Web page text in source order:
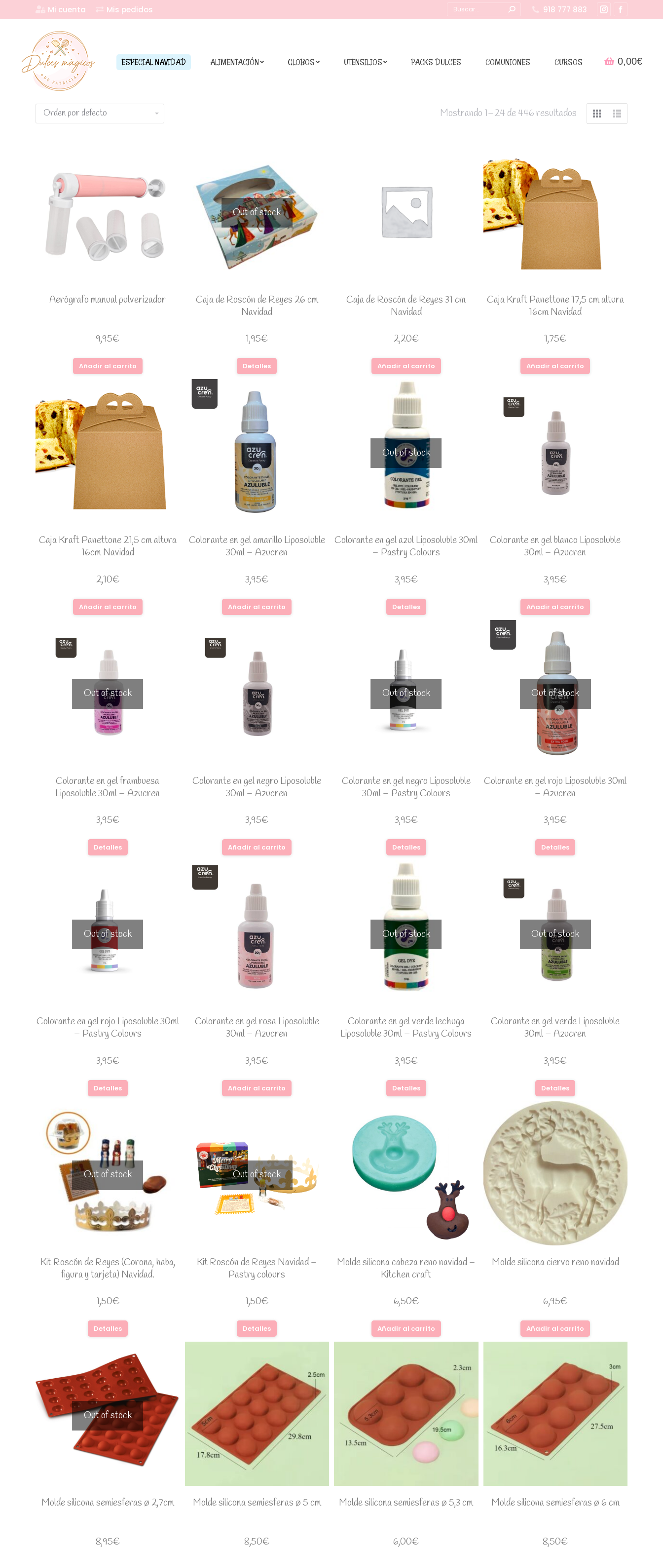
Mi cuenta Mis pedidos Buscar: 918 777 883
Instagram
in
Facebook
in
ESPECIAL NAVIDAD ALIMENTACIÓN GLOBOS UTENSILIOS PACKS DULCES COMUNIONES CURSOS 0,00€
Mostrando 1–24 de 446 resultados
Aerógrafo manual pulverizador
9,95€
Añadir al carrito
Out of stock
Caja de Roscón de Reyes 26 cm
Navidad
1,95€
Detalles
Caja de Roscón de Reyes 31 cm
Navidad
2,20€
Añadir al carrito
Caja Kraft Panettone 17,5 cm altura
16cm Navidad
1,75€
Añadir al carrito
Caja Kraft Panettone 21,5 cm altura
16cm Navidad
2,10€
Añadir al carrito
Colorante en gel amarillo Liposoluble
30ml – Azucren
3,95€
Añadir al carrito
Out of stock
Colorante en gel azul Liposoluble 30ml
– Pastry Colours
3,95€
Detalles
Colorante en gel blanco Liposoluble
30ml – Azucren
3,95€
Añadir al carrito
Out of stock
Colorante en gel frambuesa
Liposoluble 30ml – Azucren
3,95€
Detalles
Colorante en gel negro Liposoluble
30ml – Azucren
3,95€
Añadir al carrito
Out of stock
Colorante en gel negro Liposoluble
30ml – Pastry Colours
3,95€
Detalles
Out of stock
Colorante en gel rojo Liposoluble 30ml
– Azucren
3,95€
Detalles
Out of stock
Colorante en gel rojo Liposoluble 30ml
– Pastry Colours
3,95€
Detalles
Colorante en gel rosa Liposoluble
30ml – Azucren
3,95€
Añadir al carrito
Out of stock
Colorante en gel verde lechuga
Liposoluble 30ml – Pastry Colours
3,95€
Detalles
Out of stock
Colorante en gel verde Liposoluble
30ml – Azucren
3,95€
Detalles
Out of stock
Kit Roscón de Reyes (Corona, haba,
figura y tarjeta) Navidad.
1,50€
Detalles
Out of stock
Kit Roscón de Reyes Navidad –
Pastry colours
1,50€
Detalles
Molde silicona cabeza reno navidad –
Kitchen craft
6,50€
Añadir al carrito
Molde silicona ciervo reno navidad
6,95€
Añadir al carrito
Out of stock
Molde silicona semiesferas ø 2,7cm
8,95€
Molde silicona semiesferas ø 5 cm
8,50€
Molde silicona semiesferas ø 5,3 cm
6,00€
Molde silicona semiesferas ø 6 cm
8,50€